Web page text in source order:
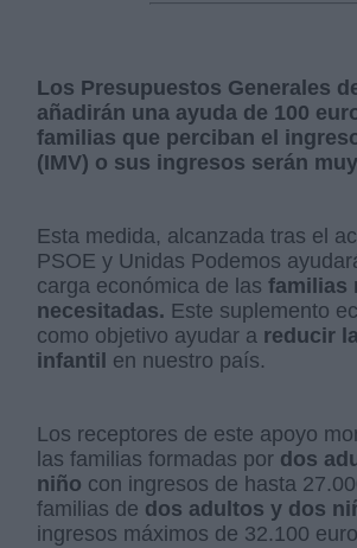
Los Presupuestos Generales
añadirán una ayuda de 100
familias que perciban el
(IMV) o sus ingresos serán
Esta medida, alcanzada tras el
PSOE y Unidas Podemos
carga económica de las familias
necesitadas. Este suplemento
como objetivo ayudar a reducir
infantil en nuestro país.
Los receptores de este apoyo
las familias formadas por dos
niño con ingresos de hasta
familias de dos adultos y dos
ingresos máximos de 32.100